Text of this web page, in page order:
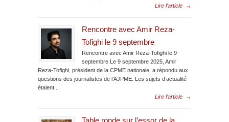
Lire l'article
→
Rencontre avec Amir Reza-
Tofighi le 9 septembre
Rencontre avec Amir Reza-Tofighi le 9
septembre Le 9 septembre 2025, Amir
Reza-Tofighi, président de la CPME nationale, a répondu aux
questions des journalistes de l’AJPME. Les sujets d’actualité
étaient...
Lire l'article
→